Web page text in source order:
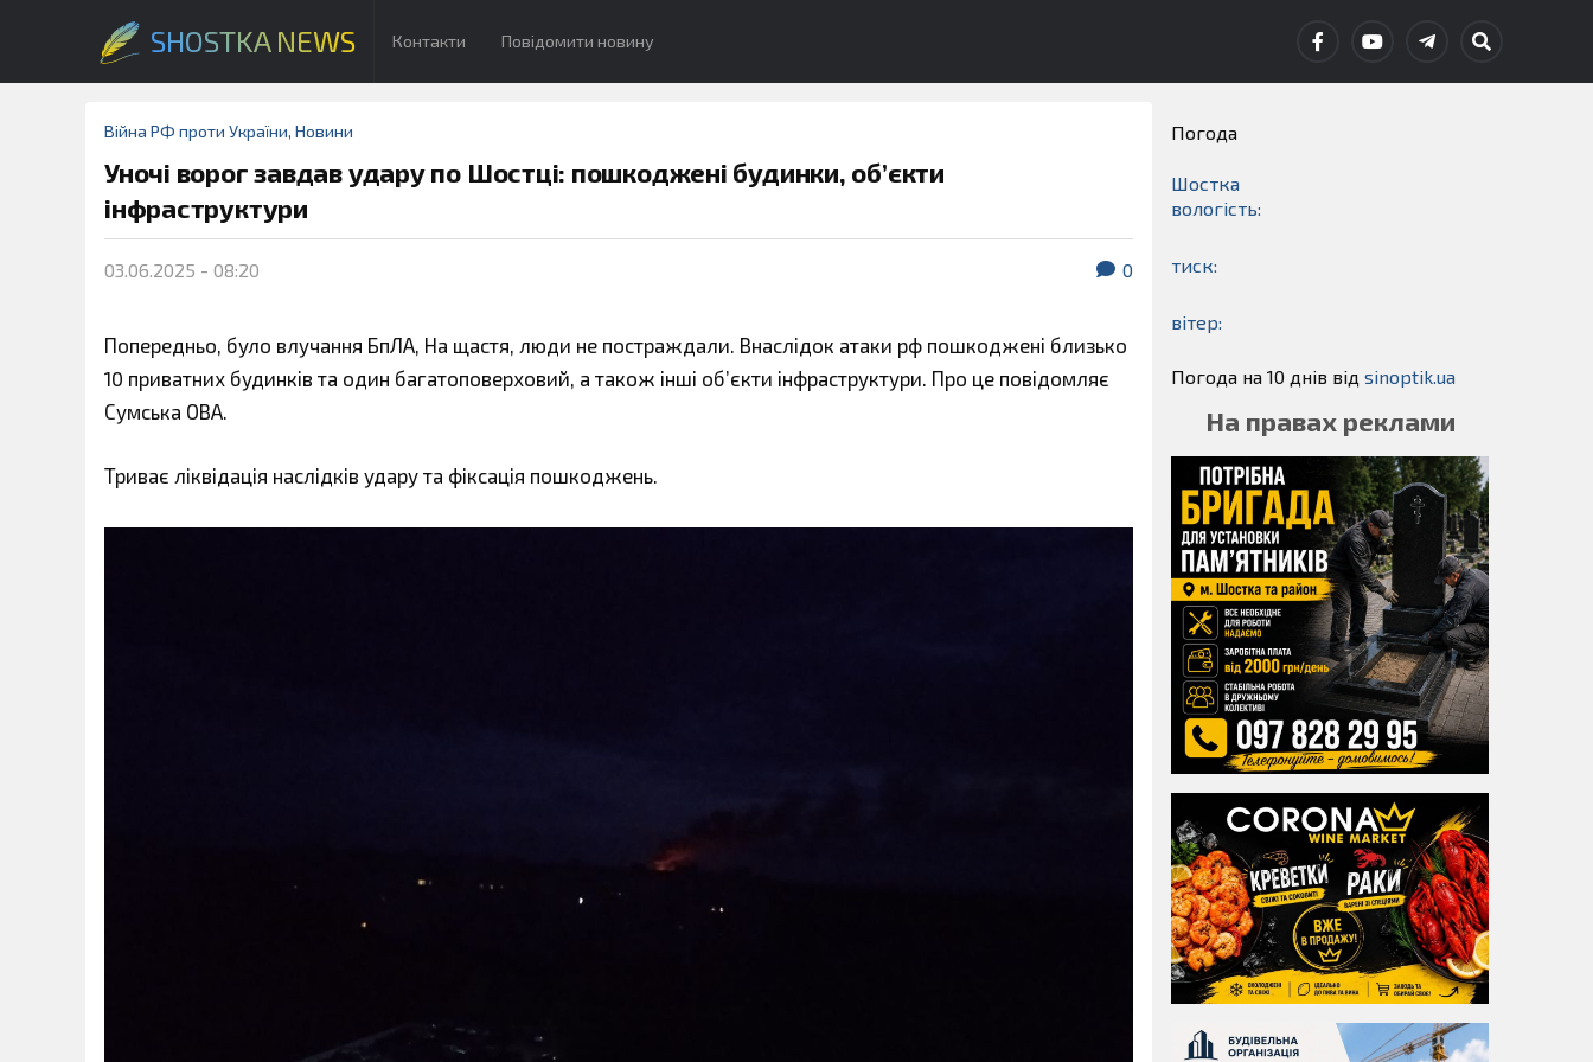
SHOSTKA NEWS Контакти Повідомити новину
Війна РФ проти України, Новини
Уночі ворог завдав удару по Шостці: пошкоджені будинки, обʼєкти
інфраструктури
03.06.2025 - 08:20 0
Попередньо, було влучання БпЛА, На щастя, люди не постраждали. Внаслідок атаки рф пошкоджені близько
10 приватних будинків та один багатоповерховий, а також інші обʼєкти інфраструктури. Про це повідомляє
Сумська ОВА.
Триває ліквідація наслідків удару та фіксація пошкоджень.
Погода
Шостка
вологість:
тиск:
вітер:
Погода на 10 днів від sinoptik.ua
На правах реклами